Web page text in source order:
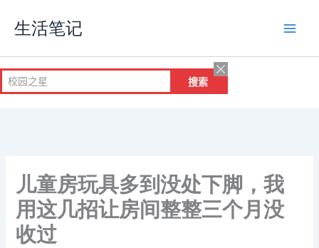
容
生活笔记
儿童房玩具多到没处下脚，我
用这几招让房间整整三个月没
收过